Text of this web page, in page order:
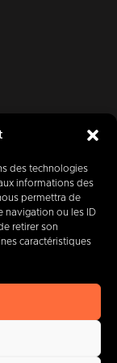
des technologies
informations des
permettra de
navigation ou les ID
retirer son
caractéristiques